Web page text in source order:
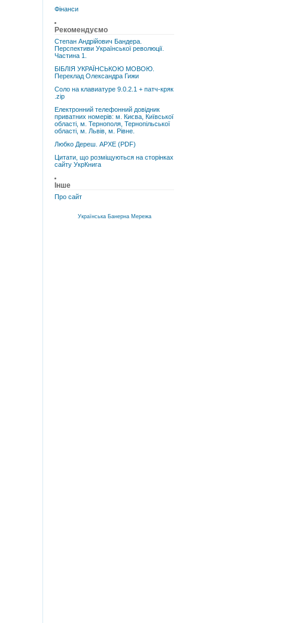
Фінанси
Рекомендуємо
Степан Андрійович Бандера.
Перспективи Української революції.
Частина 1.
БІБЛІЯ УКРАЇНСЬКОЮ МОВОЮ.
Переклад Олександра Гижи
Соло на клавиатуре 9.0.2.1 + патч-кряк
.zip
Електронний телефонний довідник
приватних номерів: м. Києва, Київської
області, м. Тернополя, Тернопільської
області, м. Львів, м. Рівне.
Любко Дереш. АРХЕ (PDF)
Цитати, що розміщуються на сторінках
сайту УкрКнига
Інше
Про сайт
Українська Банерна Мережа